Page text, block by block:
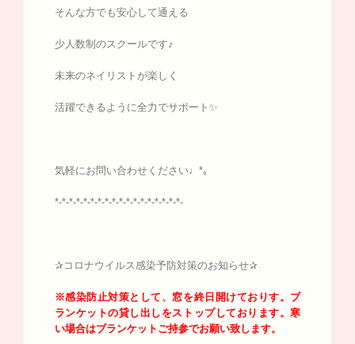
そんな方でも安心して通える
少人数制のスクールです♪
未来のネイリストが楽しく
活躍できるように全力でサポート✨
気軽にお問い合わせください♩*｡
*-*-*-*-*-*-*-*-*-*-*-*-*-*-*-*-*-*-
✰コロナウイルス感染予防対策のお知らせ✰
※感染防止対策として、窓を終日開けておりす。 ブ
ランケットの貸し出しをストップしております。寒
い場合はブランケットご持参でお願い致します。